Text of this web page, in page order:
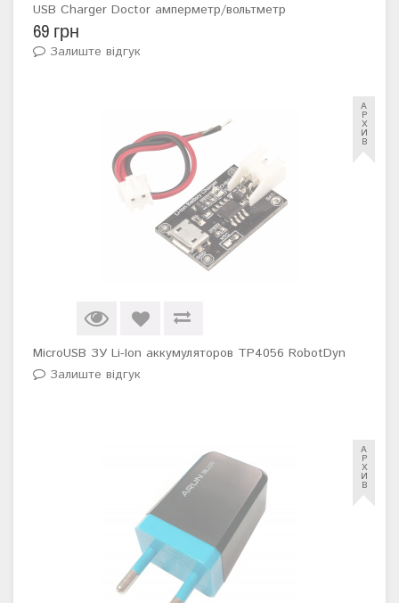
USB Charger Doctor амперметр/вольтметр
69 грн
Залиште відгук
А
Р
Х
И
В
MicroUSB ЗУ Li-Ion аккумуляторов TP4056 RobotDyn
Залиште відгук
А
Р
Х
И
В